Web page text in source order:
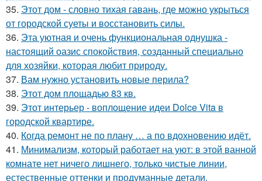
35. Этот дом - словно тихая гавань, где можно укрыться
от городской суеты и восстановить силы.
36. Эта уютная и очень функциональная однушка -
настоящий оазис спокойствия, созданный специально
для хозяйки, которая любит природу.
37. Вам нужно установить новые перила?
38. Этот дом площадью 83 кв.
39. Этот интерьер - воплощение идеи Dolce Vita в
городской квартире.
40. Когда ремонт не по плану … а по вдохновению идёт.
41. Минимализм, который работает на уют: в этой ванной
комнате нет ничего лишнего, только чистые линии,
естественные оттенки и продуманные детали.